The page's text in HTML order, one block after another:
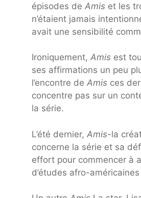
épisodes de Amis et les
n’étaient jamais
avait une sensibilité
Ironiquement, Amis est
ses affirmations un peu
l’encontre de Amis ces
concentre pas sur un
la série.
L’été dernier, Amis-la
concerne la série et sa
effort pour commencer à
d’études afro-